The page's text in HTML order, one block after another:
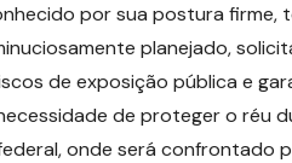
por sua postura firme,
planejado,
de exposição pública e
de proteger o réu
onde será confrontado